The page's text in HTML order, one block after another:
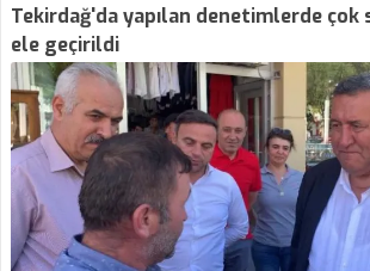
Tekirdağ'da yapılan denetimlerde çok
ele geçirildi